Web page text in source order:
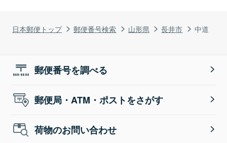
日本郵便トップ 郵便番号検索 山形県 長井市 中道
郵便番号を調べる
郵便局・ATM・ポストをさがす
荷物のお問い合わせ